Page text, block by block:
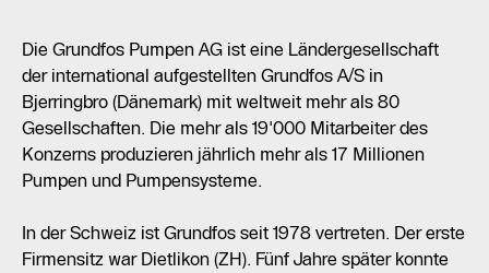
Die Grundfos Pumpen AG ist eine Ländergesellschaft
der international aufgestellten Grundfos A/S in
Bjerringbro (Dänemark) mit weltweit mehr als 80
Gesellschaften. Die mehr als 19'000 Mitarbeiter des
Konzerns produzieren jährlich mehr als 17 Millionen
Pumpen und Pumpensysteme.
In der Schweiz ist Grundfos seit 1978 vertreten. Der erste
Firmensitz war Dietlikon (ZH). Fünf Jahre später konnte